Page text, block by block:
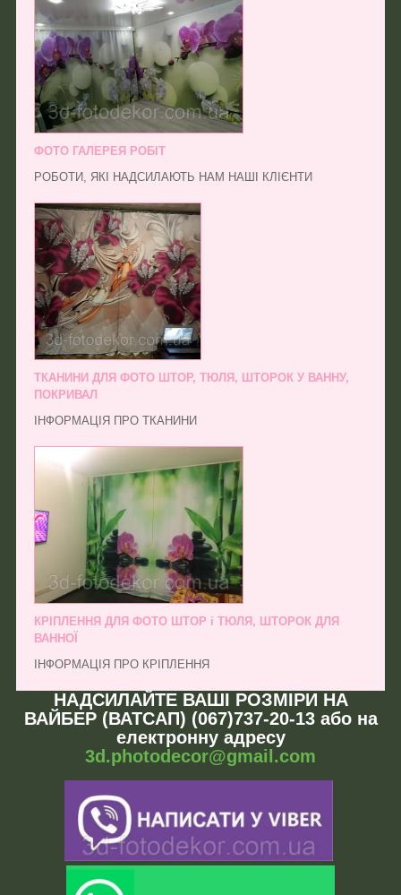
ФОТО ГАЛЕРЕЯ РОБІТ
РОБОТИ, ЯКІ НАДСИЛАЮТЬ НАМ НАШІ КЛІЄНТИ
ТКАНИНИ ДЛЯ ФОТО ШТОР, ТЮЛЯ, ШТОРОК У ВАННУ,
ПОКРИВАЛ
ІНФОРМАЦІЯ ПРО ТКАНИНИ
КРІПЛЕННЯ ДЛЯ ФОТО ШТОР і ТЮЛЯ, ШТОРОК ДЛЯ
ВАННОЇ
ІНФОРМАЦІЯ ПРО КРІПЛЕННЯ
НАДСИЛАЙТЕ ВАШІ РОЗМІРИ НА
ВАЙБЕР (ВАТСАП) (067)737-20-13 або на
електронну адресу
3d.photodecor@gmail.com